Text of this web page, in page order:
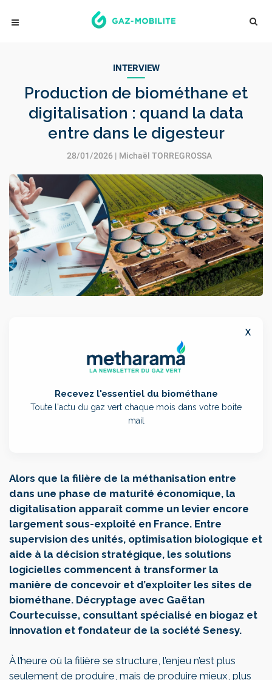
INTERVIEW
Production de biométhane et
digitalisation : quand la data
entre dans le digesteur
28/01/2026 | Michaël TORREGROSSA
x
Recevez l'essentiel du biométhane
Toute l'actu du gaz vert chaque mois dans votre boite
mail
Alors que la filière de la méthanisation entre
dans une phase de maturité économique, la
digitalisation apparaît comme un levier encore
largement sous-exploité en France. Entre
supervision des unités, optimisation biologique et
aide à la décision stratégique, les solutions
logicielles commencent à transformer la
manière de concevoir et d’exploiter les sites de
biométhane. Décryptage avec Gaëtan
Courtecuisse, consultant spécialisé en biogaz et
innovation et fondateur de la société Senesy.
À l’heure où la filière se structure, l’enjeu n’est plus
seulement de produire, mais de produire mieux, plus